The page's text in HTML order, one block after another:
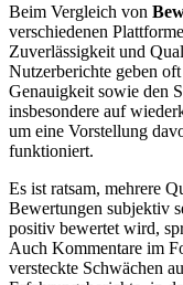
Beim Vergleich von
verschiedenen
Zuverlässigkeit und
Nutzerberichte geben
Genauigkeit sowie den
insbesondere auf
um eine Vorstellung
funktioniert.
Es ist ratsam, mehrere
Bewertungen subjektiv
positiv bewertet wird,
Auch Kommentare im
versteckte Schwächen